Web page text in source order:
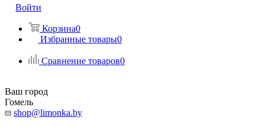
Войти
Корзина0
Избранные товары0
Сравнение товаров0
Ваш город
Гомель
shop@limonka.by